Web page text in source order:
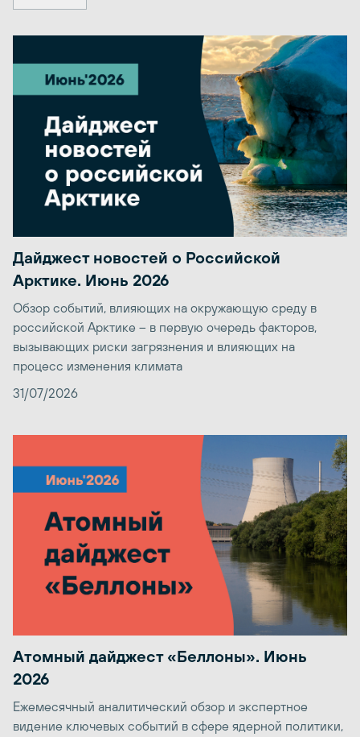
Дайджест новостей о Российской
Арктике. Июнь 2026
Обзор событий, влияющих на окружающую среду в
российской Арктике – в первую очередь факторов,
вызывающих риски загрязнения и влияющих на
процесс изменения климата
31/07/2026
Атомный дайджест «Беллоны». Июнь
2026
Ежемесячный аналитический обзор и экспертное
видение ключевых событий в сфере ядерной политики,